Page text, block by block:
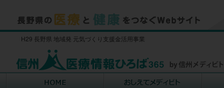
H29 長野県 地域発 元気づくり支援金活用事業